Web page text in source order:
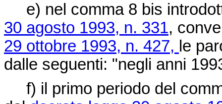
e) nel comma 8 bis
30 agosto 1993, n. 331,
29 ottobre 1993, n. 427, le
dalle seguenti: "negli anni
f) il primo periodo del